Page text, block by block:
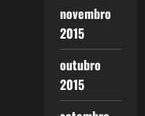
novembro
2015
outubro
2015